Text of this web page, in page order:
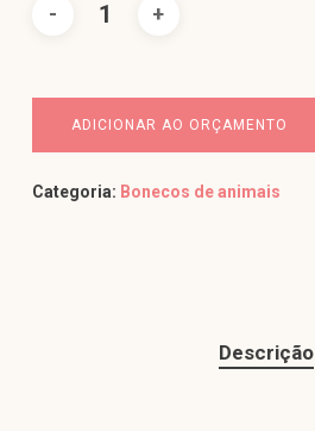
ADICIONAR AO ORÇAMENTO
Categoria: Bonecos de animais
Descrição